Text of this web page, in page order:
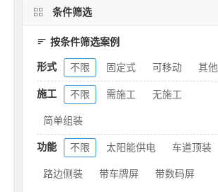
条件筛选
按条件筛选案例
形式 不限 固定式 可移动 其他
施工 不限 需施工 无施工
简单组装
功能 不限 太阳能供电 车道顶装
路边侧装 带车牌屏 带数码屏